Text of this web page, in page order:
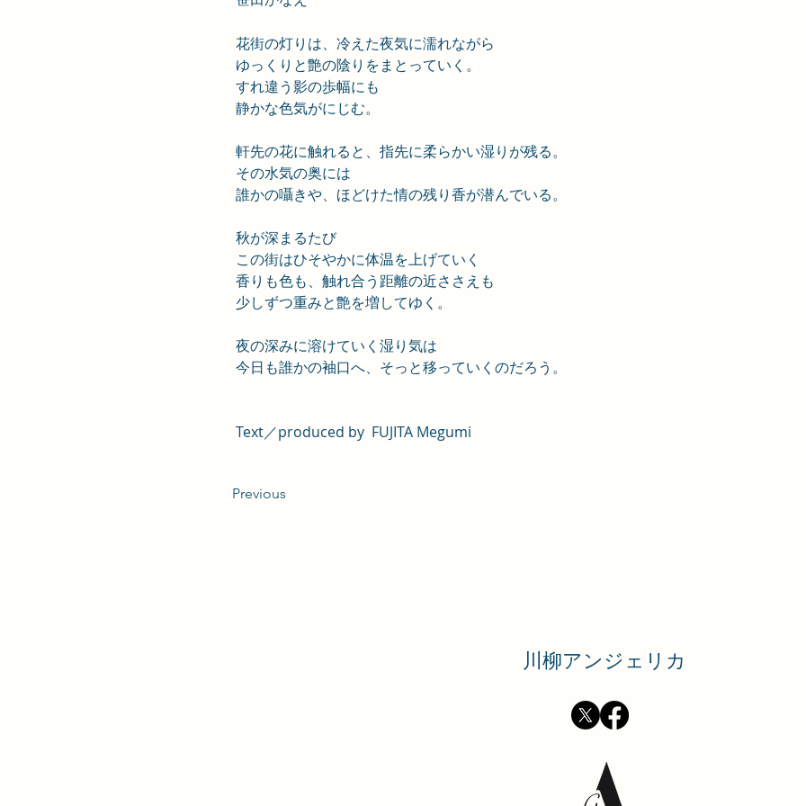
花街の灯りは、冷えた夜気に濡れながら
ゆっくりと艶の陰りをまとっていく。
すれ違う影の歩幅にも
静かな色気がにじむ。
軒先の花に触れると、指先に柔らかい湿りが残る。
その水気の奥には
誰かの囁きや、ほどけた情の残り香が潜んでいる。
秋が深まるたび
この街はひそやかに体温を上げていく
香りも色も、触れ合う距離の近ささえも
少しずつ重みと艶を増してゆく。
夜の深みに溶けていく湿り気は
今日も誰かの袖口へ、そっと移っていくのだろう。
Text／produced by  FUJITA Megumi
Previous
​川柳アンジェリカ